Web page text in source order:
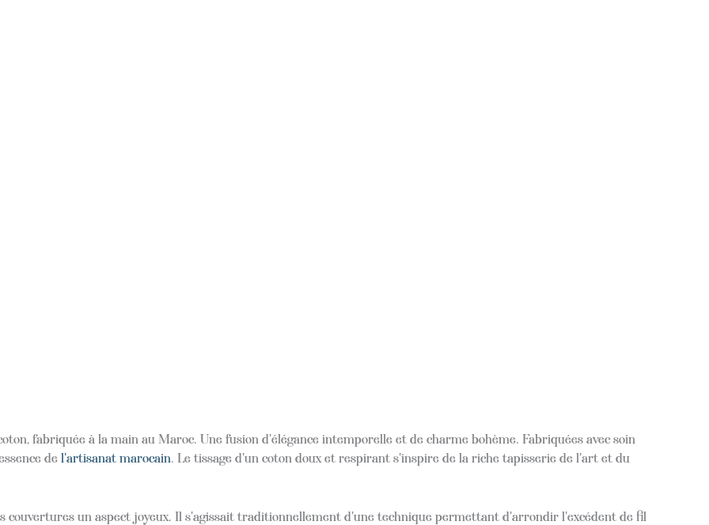
fabriquée à la main au Maroc. Une fusion d'élégance intemporelle et de charme bohème. Fabriquées avec soin
de l'artisanat marocain. Le tissage d'un coton doux et respirant s'inspire de la riche tapisserie de l'art et du
couvertures un aspect joyeux. Il s'agissait traditionnellement d'une technique permettant d'arrondir l'excédent de fil